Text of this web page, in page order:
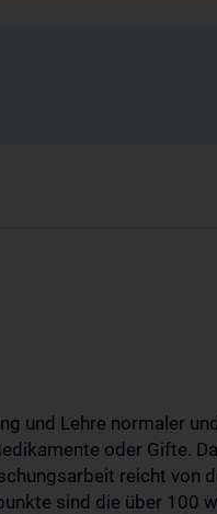
und Lehre normaler
oder Gifte.
reicht von
sind die über 100